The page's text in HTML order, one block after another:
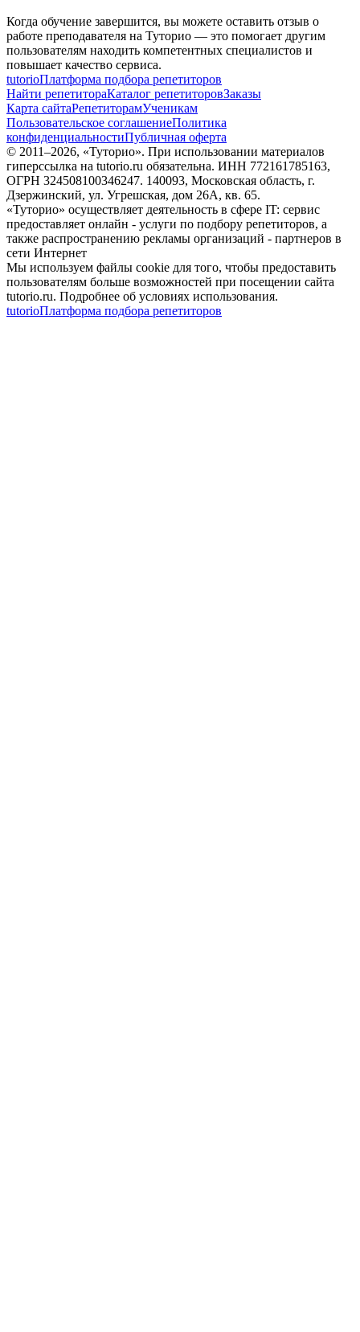
Когда обучение завершится, вы можете оставить отзыв о
работе преподавателя на Туторио — это помогает другим
пользователям находить компетентных специалистов и
повышает качество сервиса.
tutorioПлатформа подбора репетиторов
Найти репетитораКаталог репетиторовЗаказы
Карта сайтаРепетиторамУченикам
Пользовательское соглашениеПолитика
конфиденциальностиПубличная оферта
© 2011–2026, «Туторио». При использовании материалов
гиперссылка на tutorio.ru обязательна. ИНН 772161785163,
ОГРН 324508100346247. 140093, Московская область, г.
Дзержинский, ул. Угрешская, дом 26А, кв. 65.
«Туторио» осуществляет деятельность в сфере IT: сервис
предоставляет онлайн - услуги по подбору репетиторов, а
также распространению рекламы организаций - партнеров в
сети Интернет
Мы используем файлы cookie для того, чтобы предоставить
пользователям больше возможностей при посещении сайта
tutorio.ru. Подробнее об условиях использования.
tutorioПлатформа подбора репетиторов